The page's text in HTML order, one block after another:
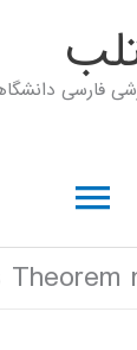
فارسی
فهرست
اصلی